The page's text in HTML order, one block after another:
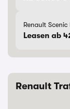
Renault
Leasen ab
Renault